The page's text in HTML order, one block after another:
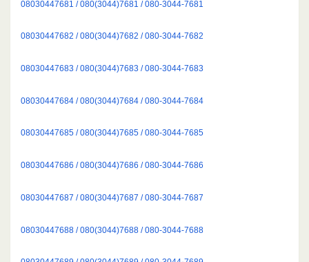
08030447681 / 080(3044)7681 / 080-3044-7681
08030447682 / 080(3044)7682 / 080-3044-7682
08030447683 / 080(3044)7683 / 080-3044-7683
08030447684 / 080(3044)7684 / 080-3044-7684
08030447685 / 080(3044)7685 / 080-3044-7685
08030447686 / 080(3044)7686 / 080-3044-7686
08030447687 / 080(3044)7687 / 080-3044-7687
08030447688 / 080(3044)7688 / 080-3044-7688